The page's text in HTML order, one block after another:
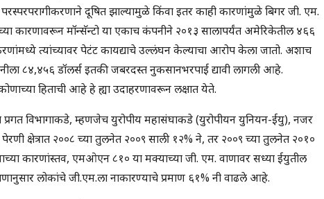
दूषित झाल्यामुळे किंवा इतर काही कारणांमुळे बिगर जी. एम.
कारणावरून मॉन्सॅन्टो या एकाच कंपनीने २०१३ सालापर्यंत अमेरिकेतील ४६६
त्यांच्यावर पेटंट कायद्याचे उल्लंघन केल्याचा आरोप केला जातो. अशाच
८४,४५६ डॉलर्स इतकी जबरदस्त नुकसानभरपाई द्यावी लागली आहे.
हिताची आहे हे ह्या उदाहरणावरून लक्षात येते.
विभागाकडे, म्हणजेच युरोपीय महासंघाकडे (युरोपीयन युनियन-ईयु), नजर
क्षेत्रात २००८ च्या तुलनेत २००९ साली १२% ने, तर २००९ च्या तुलनेत २०१०
कारणांस्तव, एमओएन ८१० या मक्याच्या जी. एम. वाणावर सध्या ईयुतील
लोकांचे जी.एम.ला नाकारण्याचे प्रमाण ६१% नी वाढले आहे.